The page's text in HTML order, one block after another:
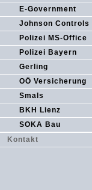
E-Government
Johnson Controls
Polizei MS-Office
Polizei Bayern
Gerling
OÖ Versicherung
Smals
BKH Lienz
SOKA Bau
Kontakt